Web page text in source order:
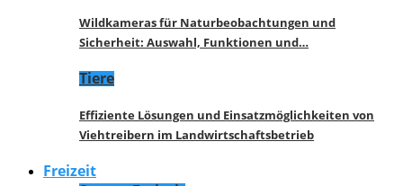
Wildkameras für Naturbeobachtungen und
Sicherheit: Auswahl, Funktionen und…
Tiere
Effiziente Lösungen und Einsatzmöglichkeiten von
Viehtreibern im Landwirtschaftsbetrieb
Freizeit